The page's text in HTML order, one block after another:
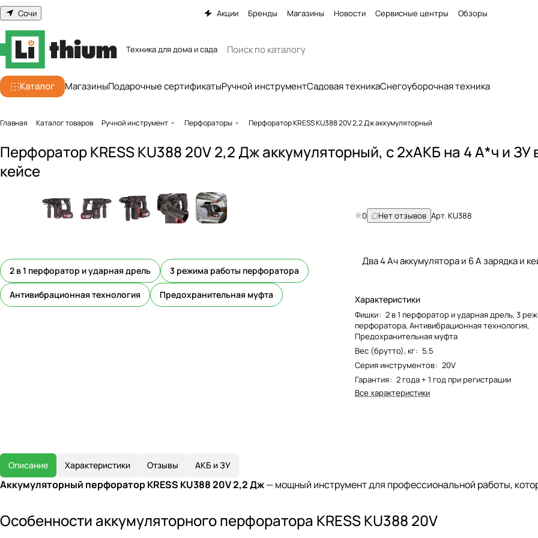
Сочи Акции Бренды Магазины Новости Сервисные центры Обзоры
Техника для дома и сада
Каталог МагазиныПодарочные сертификатыРучной инструментСадовая техникаСнегоуборочная техника
Главная Каталог товаров Ручной инструмент Перфораторы Перфоратор KRESS KU388 20V 2,2 Дж аккумуляторный
Перфоратор KRESS KU388 20V 2,2 Дж аккумуляторный, с 2хАКБ на 4 А*ч и ЗУ
кейсе
2 в 1 перфоратор и ударная дрель 3 режима работы перфоратора
Антивибрационная технология Предохранительная муфта
0 Нет отзывов Арт.KU388
Два 4 Ач аккумулятора и 6 А зарядка и
Характеристики
Фишки: 2 в 1 перфоратор и ударная дрель, 3
перфоратора, Антивибрационная технология,
Предохранительная муфта
Вес (брутто), кг: 5.5
Серия инструментов: 20V
Гарантия: 2 года + 1 год при регистрации
Все характеристики
Описание Характеристики Отзывы АКБ и ЗУ
Аккумуляторный перфоратор KRESS KU388 20V 2,2 Дж— мощный инструмент для профессиональной работы,
Особенности аккумуляторного перфоратора KRESS KU388 20V